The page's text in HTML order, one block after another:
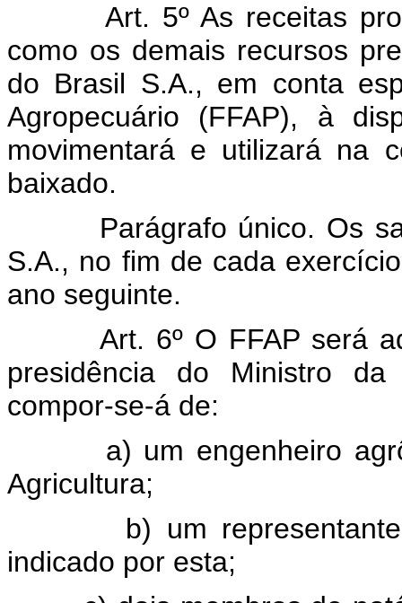
Art. 5º As receitas
como os demais recursos
do Brasil S.A., em conta
Agropecuário (FFAP), à
movimentará e utilizará na
baixado.
Parágrafo único. Os
S.A., no fim de cada
ano seguinte.
Art. 6º O FFAP será
presidência do Ministro
compor-se-á de:
a) um engenheiro
Agricultura;
b) um
indicado por esta;